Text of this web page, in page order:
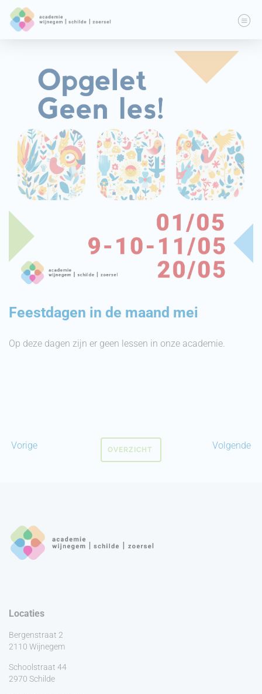
Feestdagen in de maand mei
Op deze dagen zijn er geen lessen in onze academie.
Vorige Volgende
OVERZICHT
Locaties
Bergenstraat 2
2110 Wijnegem
Schoolstraat 44
2970 Schilde